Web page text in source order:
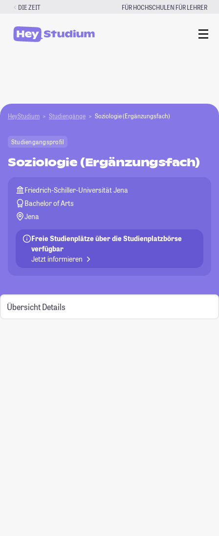
Zum
springen
DIE ZEIT FÜR HOCHSCHULEN|FÜR LEHRER
HeyStudium Studiengänge Soziologie (Ergänzungsfach)
Studiengangsprofil
Soziologie (Ergänzungsfach)
Friedrich-Schiller-Universität Jena
Bachelor of Arts
Jena
Freie Studienplätze über die Studienplatzbörse
verfügbar
Jetzt informieren
Übersicht Details